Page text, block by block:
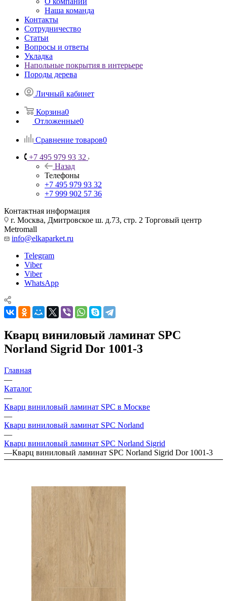
Наша команда
Контакты
Сотрудничество
Статьи
Вопросы и ответы
Укладка
Напольные покрытия в интерьере
Породы дерева
Личный кабинет
Корзина0
Отложенные0
Сравнение товаров0
+7 495 979 93 32
Назад
Телефоны
+7 495 979 93 32
+7 999 902 57 36
Контактная информация
г. Москва, Дмитровское ш. д.73, стр. 2 Торговый центр
Metromall
info@elkaparket.ru
Telegram
Viber
Viber
WhatsApp
Кварц виниловый ламинат SPC
Norland Sigrid Dor 1001-3
Главная
—
Каталог
—
Кварц виниловый ламинат SPC в Москве
—
Кварц виниловый ламинат SPC Norland
—
Кварц виниловый ламинат SPC Norland Sigrid
—Кварц виниловый ламинат SPC Norland Sigrid Dor 1001-3